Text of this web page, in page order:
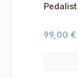
99,00 €